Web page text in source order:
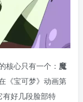
核心只有一个： 魔
《宝可梦》动画第
有好几段脸部特